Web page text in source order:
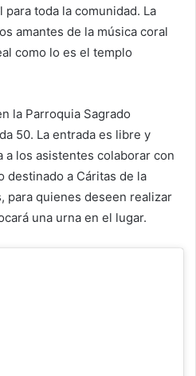
toda la comunidad. La
amantes de la música coral
como lo es el templo
la Parroquia Sagrado
50. La entrada es libre y
los asistentes colaborar con
destinado a Cáritas de la
para quienes deseen realizar
una urna en el lugar.